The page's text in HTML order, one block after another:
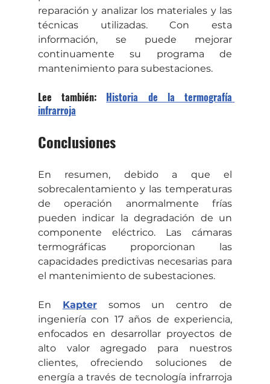
reparación y analizar los materiales y las
técnicas utilizadas. Con esta
información, se puede mejorar
continuamente su programa de
mantenimiento para subestaciones.
Lee también: Historia de la termografía
infrarroja
Conclusiones
En resumen, debido a que el
sobrecalentamiento y las temperaturas
de operación anormalmente frías
pueden indicar la degradación de un
componente eléctrico. Las cámaras
termográficas proporcionan las
capacidades predictivas necesarias para
el mantenimiento de subestaciones.
En Kapter somos un centro de
ingeniería con 17 años de experiencia,
enfocados en desarrollar proyectos de
alto valor agregado para nuestros
clientes, ofreciendo soluciones de
energía a través de tecnología infrarroja